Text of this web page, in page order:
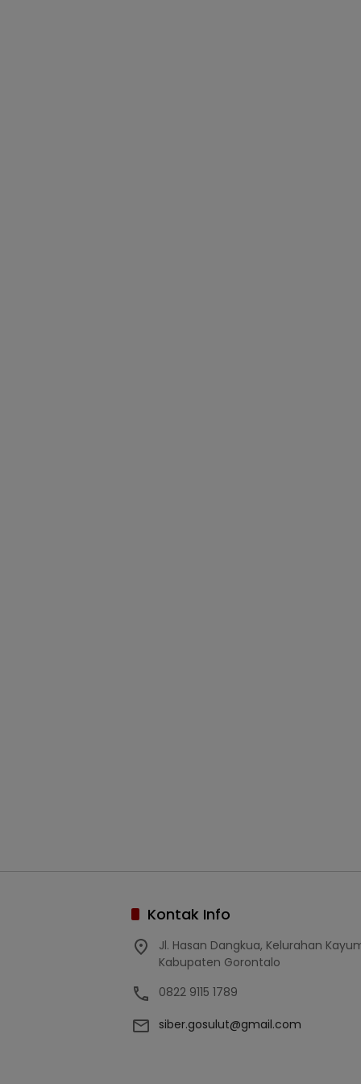
Kontak Info
Jl. Hasan Dangkua, Kelurahan
Kabupaten Gorontalo
0822 9115 1789
siber.gosulut@gmail.com